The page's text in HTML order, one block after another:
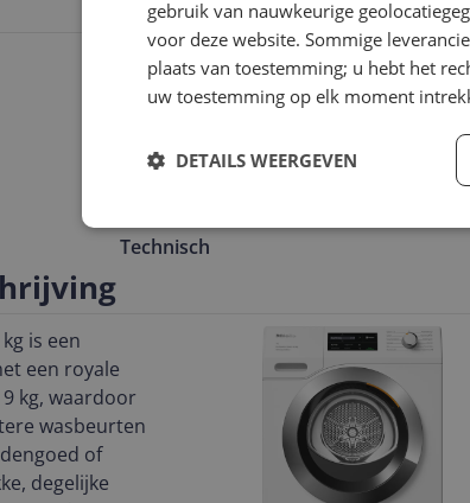
4002516759324
Algemeen
Capaciteit
Energie
Technisch
is een
een royale
kg, waardoor
wasbeurten
of
degelijke
gebruik van nauwkeurige
voor deze website. Sommige
plaats van toestemming; u hebt het
uw toestemming op elk moment
DETAILS WEERGEVEN